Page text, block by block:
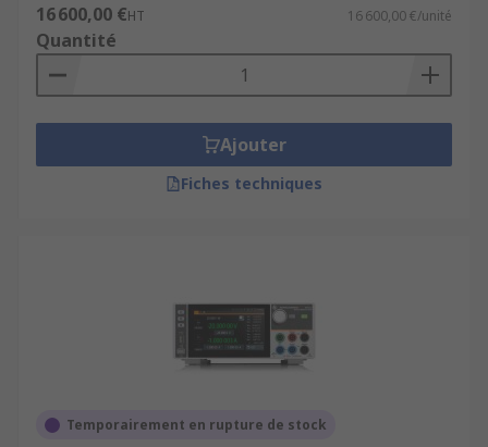
16 600,00 €HT 16 600,00 €/unité
Quantité
Ajouter
Fiches techniques
Temporairement en rupture de stock